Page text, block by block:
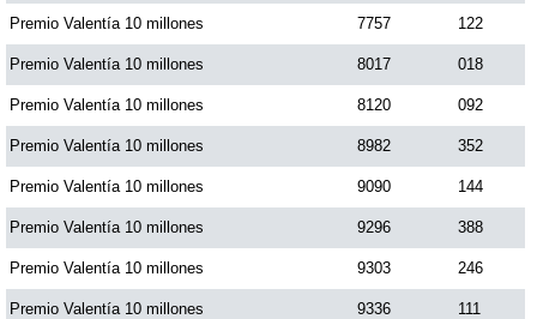
Premio Valentía 10 millones 7757 122
Premio Valentía 10 millones 8017 018
Premio Valentía 10 millones 8120 092
Premio Valentía 10 millones 8982 352
Premio Valentía 10 millones 9090 144
Premio Valentía 10 millones 9296 388
Premio Valentía 10 millones 9303 246
Premio Valentía 10 millones 9336 111